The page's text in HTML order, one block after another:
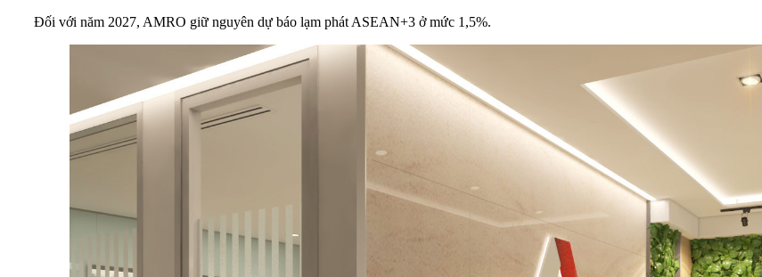
Đối với năm 2027, AMRO giữ nguyên dự báo lạm phát ASEAN+3 ở mức 1,5%.